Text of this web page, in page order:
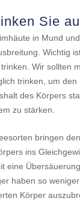
Sie
in Mund
Wichtig
Wir sollten
trinken, um den
des Körpers
zu stärken.
bringen
ins
eine
haben so
Körper